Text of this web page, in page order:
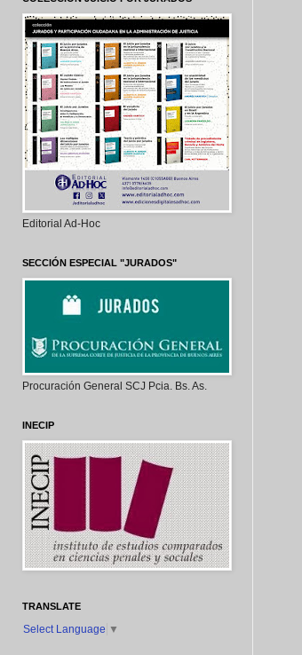
Editorial Ad-Hoc
SECCIÓN ESPECIAL "JURADOS"
Procuración General SCJ Pcia. Bs. As.
INECIP
TRANSLATE
Select Language ▼